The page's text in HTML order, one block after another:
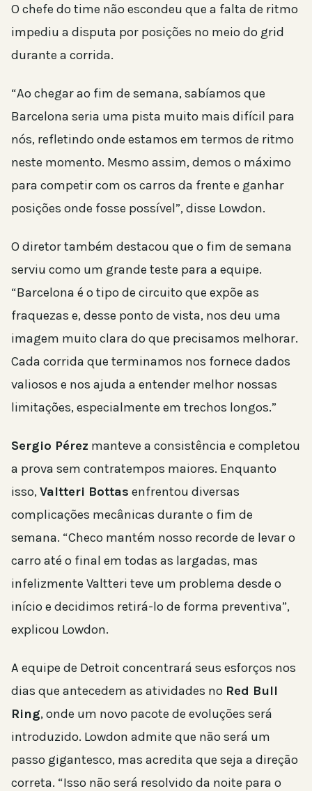
O chefe do time não escondeu que a falta de ritmo
impediu a disputa por posições no meio do grid
durante a corrida.
“Ao chegar ao fim de semana, sabíamos que
Barcelona seria uma pista muito mais difícil para
nós, refletindo onde estamos em termos de ritmo
neste momento. Mesmo assim, demos o máximo
para competir com os carros da frente e ganhar
posições onde fosse possível”, disse Lowdon.
O diretor também destacou que o fim de semana
serviu como um grande teste para a equipe.
“Barcelona é o tipo de circuito que expõe as
fraquezas e, desse ponto de vista, nos deu uma
imagem muito clara do que precisamos melhorar.
Cada corrida que terminamos nos fornece dados
valiosos e nos ajuda a entender melhor nossas
limitações, especialmente em trechos longos.”
Sergio Pérez manteve a consistência e completou
a prova sem contratempos maiores. Enquanto
isso,Valtteri Bottas enfrentou diversas
complicações mecânicas durante o fim de
semana. “Checo mantém nosso recorde de levar o
carro até o final em todas as largadas, mas
infelizmente Valtteri teve um problema desde o
início e decidimos retirá-lo de forma preventiva”,
explicou Lowdon.
A equipe de Detroit concentrará seus esforços nos
dias que antecedem as atividades no Red Bull
Ring, onde um novo pacote de evoluções será
introduzido. Lowdon admite que não será um
passo gigantesco, mas acredita que seja a direção
correta. “Isso não será resolvido da noite para o